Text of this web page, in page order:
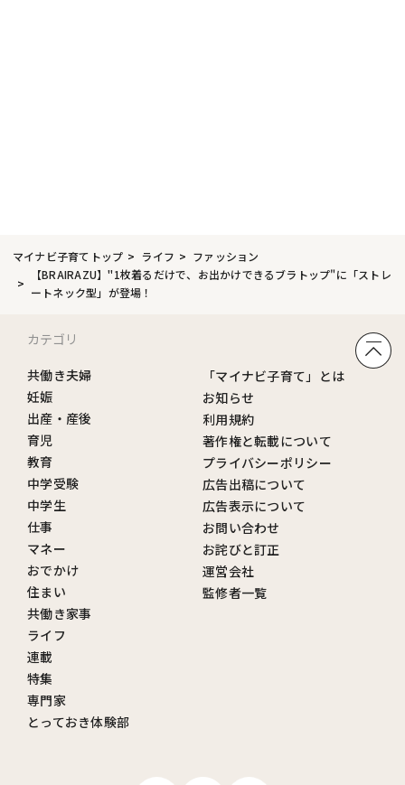
マイナビ子育てトップ ライフ
ファッション
【BRAIRAZU】"1枚着るだけで、お出かけできるブラトップ"に「ストレ
ートネック型」が登場！
カテゴリ
共働き夫婦
妊娠
出産・産後
育児
教育
中学受験
中学生
仕事
マネー
おでかけ
住まい
共働き家事
ライフ
連載
特集
専門家
とっておき体験部
「マイナビ子育て」とは
お知らせ
利用規約
著作権と転載について
プライバシーポリシー
広告出稿について
広告表示について
お問い合わせ
お詫びと訂正
運営会社
監修者一覧